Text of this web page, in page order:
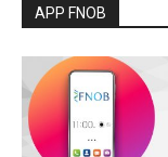
APP FNOB